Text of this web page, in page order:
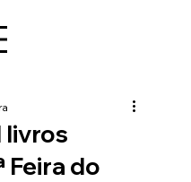
livros
Feira do